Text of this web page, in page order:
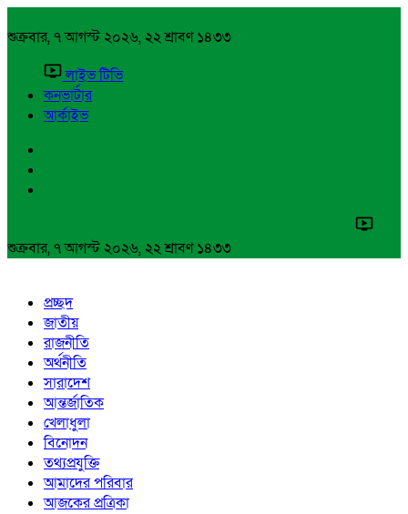
শুক্রবার, ৭ আগস্ট ২০২৬, ২২ শ্রাবণ ১৪৩৩
লাইভ টিভি
কনভার্টার
আর্কাইভ
শুক্রবার, ৭ আগস্ট ২০২৬, ২২ শ্রাবণ ১৪৩৩
প্রচ্ছদ
জাতীয়
রাজনীতি
অর্থনীতি
সারাদেশ
আন্তর্জাতিক
খেলাধুলা
বিনোদন
তথ্যপ্রযুক্তি
আমাদের পরিবার
আজকের প্রত্রিকা